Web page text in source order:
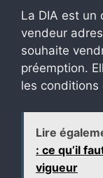
La DIA est un
vendeur
souhaite
préemption.
les conditions
Lire
: ce qu’il
vigueur